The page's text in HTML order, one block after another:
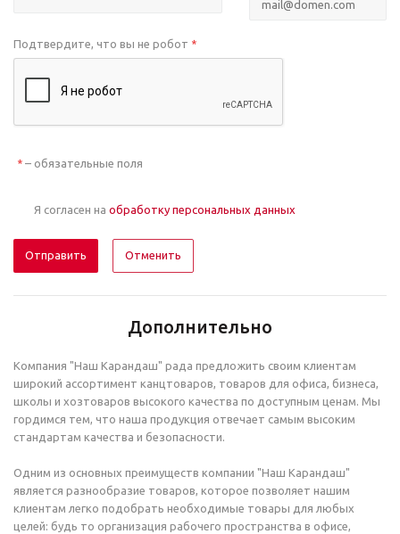
Подтвердите, что вы не робот *
* – обязательные поля
Я согласен на обработку персональных данных
Отменить
Дополнительно
Компания "Наш Карандаш" рада предложить своим клиентам
широкий ассортимент канцтоваров, товаров для офиса, бизнеса,
школы и хозтоваров высокого качества по доступным ценам. Мы
гордимся тем, что наша продукция отвечает самым высоким
стандартам качества и безопасности.
Одним из основных преимуществ компании "Наш Карандаш"
является разнообразие товаров, которое позволяет нашим
клиентам легко подобрать необходимые товары для любых
целей: будь то организация рабочего пространства в офисе,